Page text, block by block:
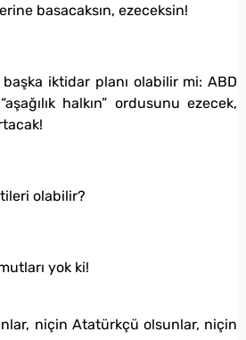
basacaksın, ezeceksin!
başka iktidar planı olabilir mi: ABD
halkın” ordusunu ezecek,
olabilir?
yok ki!
niçin Atatürkçü olsunlar, niçin